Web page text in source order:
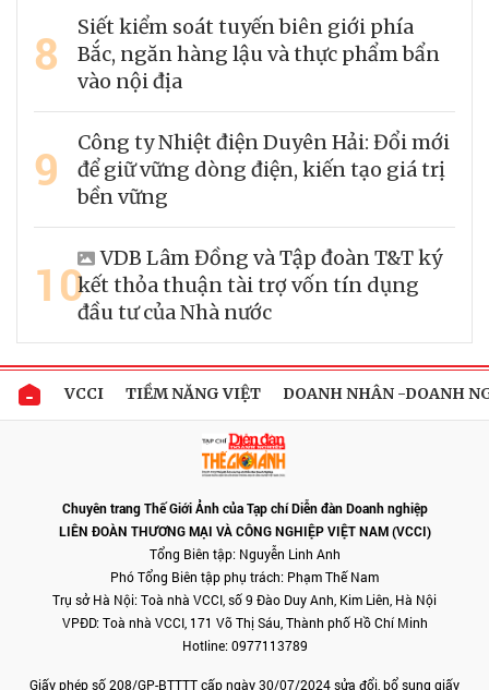
8
Siết kiểm soát tuyến biên giới phía
Bắc, ngăn hàng lậu và thực phẩm bẩn
vào nội địa
9
Công ty Nhiệt điện Duyên Hải: Đổi mới
để giữ vững dòng điện, kiến tạo giá trị
bền vững
10
VDB Lâm Đồng và Tập đoàn T&T ký
kết thỏa thuận tài trợ vốn tín dụng
đầu tư của Nhà nước
VCCI TIỀM NĂNG VIỆT DOANH NHÂN -DOANH
Chuyên trang Thế Giới Ảnh của Tạp chí Diễn đàn Doanh nghiệp
LIÊN ĐOÀN THƯƠNG MẠI VÀ CÔNG NGHIỆP VIỆT NAM (VCCI)
Tổng Biên tập: Nguyễn Linh Anh
Phó Tổng Biên tập phụ trách: Phạm Thế Nam
Trụ sở Hà Nội: Toà nhà VCCI, số 9 Đào Duy Anh, Kim Liên, Hà Nội
VPĐD: Toà nhà VCCI, 171 Võ Thị Sáu, Thành phố Hồ Chí Minh
Hotline: 0977113789
Giấy phép số 208/GP-BTTTT cấp ngày 30/07/2024 sửa đổi, bổ sung giấy